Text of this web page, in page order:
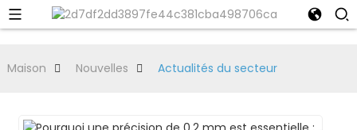
Maison Nouvelles Actualités du secteur